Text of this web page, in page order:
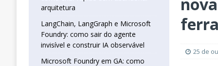
Orchestration
que jogar tudo para um LLM
[ 25 de abril de 2026 ]
Vibe Coding
25 de
arquitetura
LangChain, LangGraph e Microsoft
Foundry: como sair do agente
invisível e construir IA observável
Microsoft Foundry em GA: como